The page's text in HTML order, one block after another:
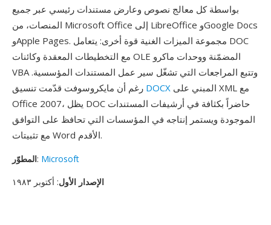
بواسطة كل معالج نصوص وعارض مستندات رئيسي عبر جميع
المنصات، من Microsoft Office إلى LibreOffice وGoogle Docs
وApple Pages. مجموعة الميزات الغنية قوة أخرى: يتعامل DOC
مع التخطيطات المعقدة وكائنات OLE المضمّنة ووحدات ماكرو
VBA وتتبع المراجعات التي تشغّل سير عمل المستندات المؤسسية.
DOCX
Office 2007، يظل DOC حاضراً بكثافة في أرشيفات المستندات
الموجودة ويستمر إنتاجه في المؤسسات التي تحافظ على التوافق
مع تثبيتات Word الأقدم.
المطوّر: Microsoft
الإصدار الأول: أكتوبر ١٩٨٣